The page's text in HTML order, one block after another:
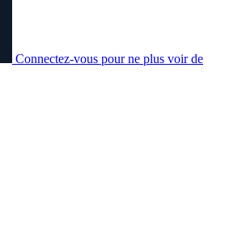
Connectez-vous pour ne plus voir de